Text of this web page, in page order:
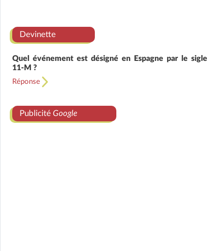
Devinette
Quel événement est désigné en Espagne par le sigle
11-M ?
Réponse
Publicité Google